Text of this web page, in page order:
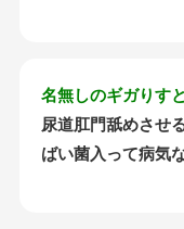
名無しのギガりすと
尿道肛門舐めさせ
ばい菌入って病気